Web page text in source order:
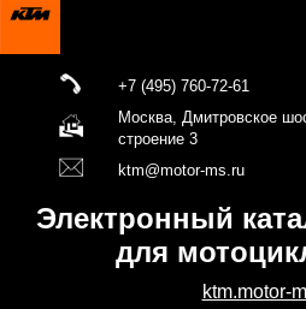
+7 (495) 760-72-61
Москва, Дмитровское
строение 3
ktm@motor-ms.ru
Электронный
для
ktm.motor-